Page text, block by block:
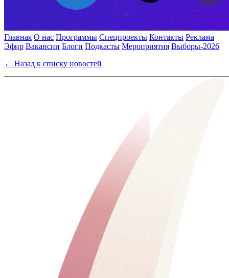
Главная О нас Программы Спецпроекты Контакты Реклама
Эфир Вакансии Блоги Подкасты Мероприятия Выборы-2026
← Назад к списку новостей